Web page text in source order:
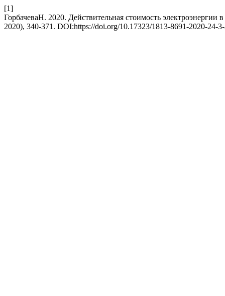
[1]
ГорбачеваН. 2020. Действительная стоимость
2020), 340-371. DOI:https://doi.org/10.17323/1813-8691-2020-24-